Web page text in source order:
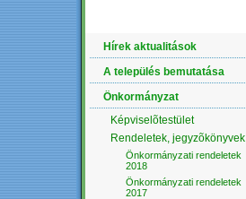
Hírek aktualitások
A település bemutatása
Önkormányzat
Képviselõtestület
Rendeletek, jegyzõkönyvek
Önkormányzati rendeletek
2018
Önkormányzati rendeletek
2017